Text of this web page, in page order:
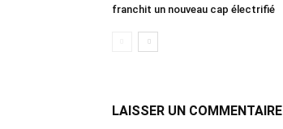
franchit un nouveau cap électrifié
LAISSER UN COMMENTAIRE